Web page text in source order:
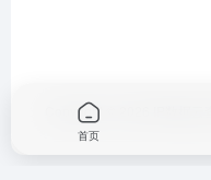
Copyright © 2026
首页